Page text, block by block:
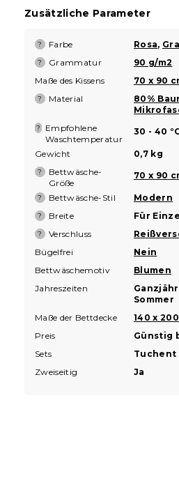
Zusätzliche Parameter
? Farbe Rosa,
? Grammatur
90 g/m2
Maße des Kissens
70 x 90
? Material
80%
?
Empfohlene
Waschtemperatur
30 - 40
Gewicht 0,7 kg
?
Bettwäsche-
Größe
70 x 90
? Bettwäsche-Stil Modern
? Breite Für
? Verschluss
Bügelfrei
Nein
Bettwäschemotiv
Blumen
Jahreszeiten
Sommer
Maße der Bettdecke
140 x
Preis
Günstig
Sets
Tuchent
Zweiseitig
Ja